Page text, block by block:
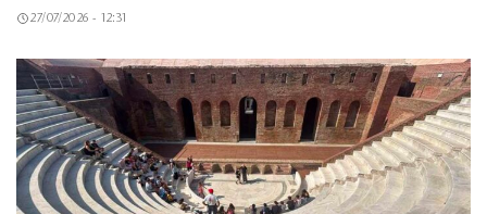
27/07/2026 - 12:31